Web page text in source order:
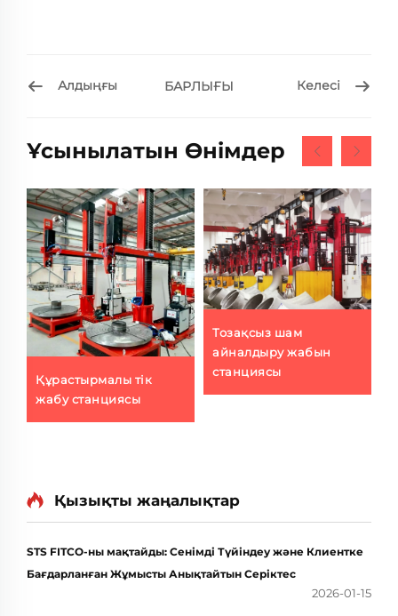
Алдыңғы БАРЛЫҒЫ Келесі
Ұсынылатын Өнімдер
Құрастырмалы тік
жабу станциясы
Тозақсыз шам
айналдыру жабын
станциясы
Қызықты жаңалықтар
STS FITCO-ны мақтайды: Сенімді Түйіндеу және Клиентке
Бағдарланған Жұмысты Анықтайтын Серіктес
2026-01-15